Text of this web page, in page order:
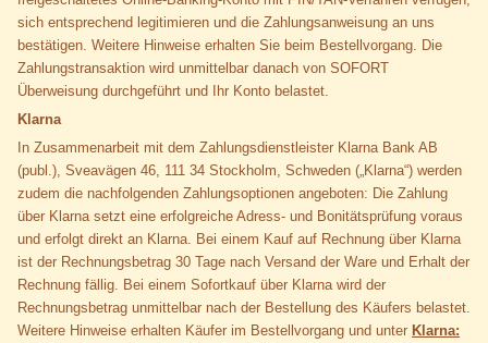
sich entsprechend legitimieren und die Zahlungsanweisung an uns
bestätigen. Weitere Hinweise erhalten Sie beim Bestellvorgang. Die
Zahlungstransaktion wird unmittelbar danach von SOFORT
Überweisung durchgeführt und Ihr Konto belastet.
Klarna
In Zusammenarbeit mit dem Zahlungsdienstleister Klarna Bank AB
(publ.), Sveavägen 46, 111 34 Stockholm, Schweden („Klarna“) werden
zudem die nachfolgenden Zahlungsoptionen angeboten: Die Zahlung
über Klarna setzt eine erfolgreiche Adress- und Bonitätsprüfung voraus
und erfolgt direkt an Klarna. Bei einem Kauf auf Rechnung über Klarna
ist der Rechnungsbetrag 30 Tage nach Versand der Ware und Erhalt der
Rechnung fällig. Bei einem Sofortkauf über Klarna wird der
Rechnungsbetrag unmittelbar nach der Bestellung des Käufers belastet.
Weitere Hinweise erhalten Käufer im Bestellvorgang und unter Klarna: